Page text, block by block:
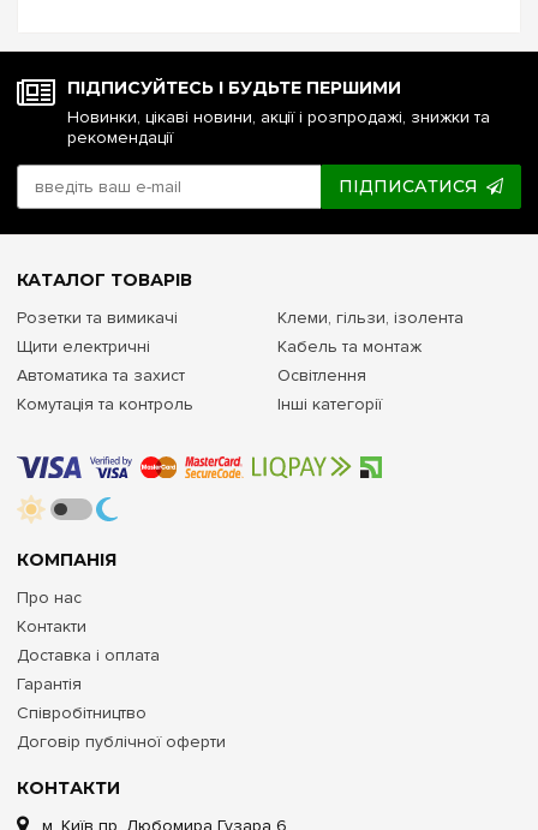
ПІДПИСУЙТЕСЬ І БУДЬТЕ ПЕРШИМИ
Новинки, цікаві новини, акції і розпродажі, знижки та
рекомендації
ПІДПИСАТИСЯ
КОНТАКТИ
КОМПАНІЯ
Про нас
Контакти
Доставка і оплата
Гарантія
Співробітництво
Договір публічної оферти
КАТАЛОГ ТОВАРІВ
Розетки та вимикачі
Щити електричні
Автоматика та захист
Комутація та контроль
Клеми, гільзи, ізолента
Кабель та монтаж
Освітлення
Інші категорії